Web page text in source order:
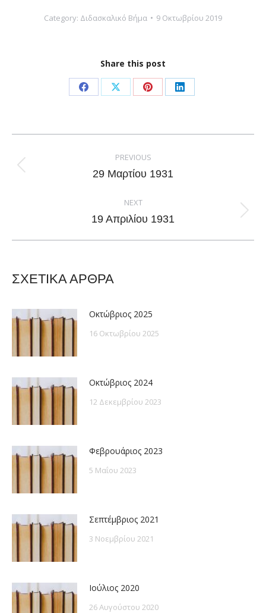
Category: Διδασκαλικό Βήμα 9 Οκτωβρίου 2019
Share this post
Share
Facebook
Share
X
Share
Pinterest
Share
LinkedIn
navigation
PREVIOUS
Previous
29 Μαρτίου 1931
NEXT
Next
19 Απριλίου 1931
ΣΧΕΤΙΚΑ ΑΡΘΡΑ
Οκτώβριος 2025
16 Οκτωβρίου 2025
Οκτώβριος 2024
12 Δεκεμβρίου 2023
Φεβρουάριος 2023
5 Μαΐου 2023
Σεπτέμβριος 2021
3 Νοεμβρίου 2021
Ιούλιος 2020
26 Αυγούστου 2020